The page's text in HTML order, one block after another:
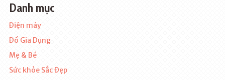
Danh mục
Điện máy
Đồ Gia Dụng
Mẹ & Bé
Sức khỏe Sắc Đẹp